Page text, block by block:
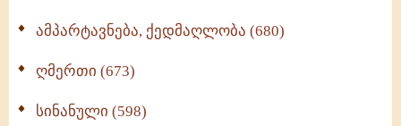
ამპარტავნება, ქედმაღლობა (680)
ღმერთი (673)
სინანული (598)